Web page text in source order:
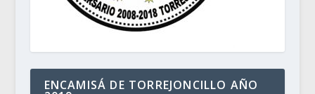
ENCAMISÁ DE TORREJONCILLO AÑO